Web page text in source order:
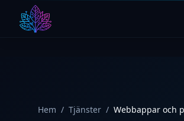
Hem / Tjänster / Webbappar och